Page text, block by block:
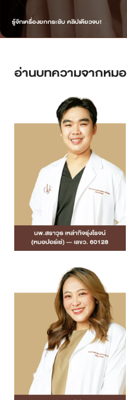
รู้จักเครื่องยกกระชับ คลิปเดียวจบ!
อ่านบทความจากหมอ